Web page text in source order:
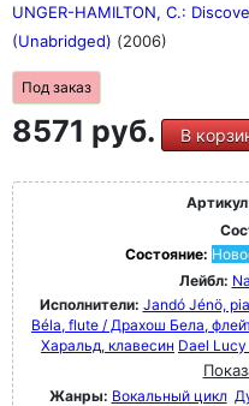
UNGER-HAMILTON, C.:
(Unabridged) (2006)
Под заказ
8571 руб. В
Состояние:
Лейбл:
Исполнители: Jandó Jénö,
Béla, flute / Драхош Бела,
Харальд, клавесин Dael
Жанры: Вокальный цикл